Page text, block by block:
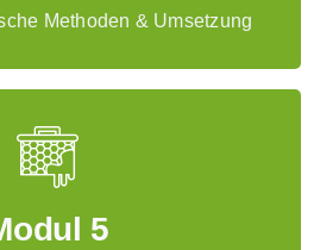
Methoden & Umsetzung
Spiele – für jede
Zeit für Entspannung
5
für Bienenkunde
e.V. für die imkerliche
Netzwerkes Sachsen